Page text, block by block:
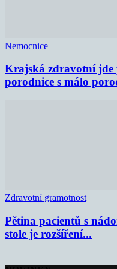
Nemocnice
Krajská zdravotní
porodnice s málo
Zdravotní gramotnost
Pětina pacientů s
stole je rozšíření...